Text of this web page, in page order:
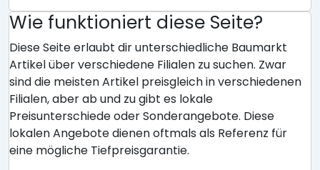
Wie funktioniert diese Seite?
Diese Seite erlaubt dir unterschiedliche Baumarkt
Artikel über verschiedene Filialen zu suchen. Zwar
sind die meisten Artikel preisgleich in verschiedenen
Filialen, aber ab und zu gibt es lokale
Preisunterschiede oder Sonderangebote. Diese
lokalen Angebote dienen oftmals als Referenz für
eine mögliche Tiefpreisgarantie.